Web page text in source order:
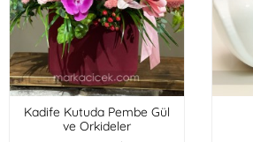
Kadife Kutuda Pembe Gül
ve Orkideler